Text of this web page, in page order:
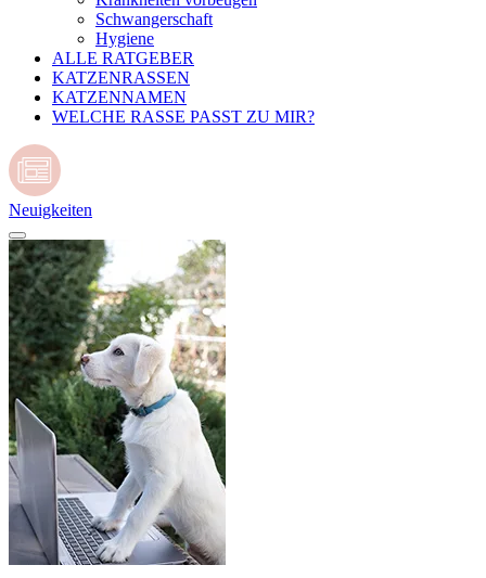
Schwangerschaft
Hygiene
ALLE RATGEBER
KATZENRASSEN
KATZENNAMEN
WELCHE RASSE PASST ZU MIR?
Neuigkeiten